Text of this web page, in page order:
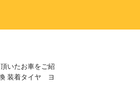
いたお車をご紹
装着タイヤ ヨ